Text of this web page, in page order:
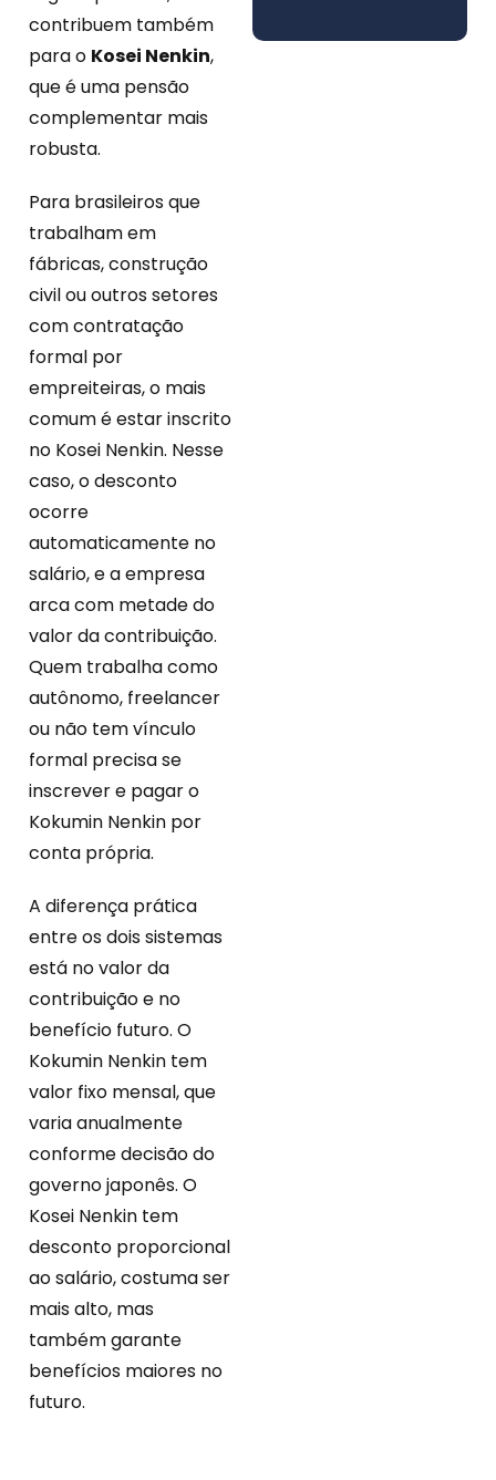
contribuem também
para o Kosei Nenkin,
que é uma pensão
complementar mais
robusta.
Para brasileiros que
trabalham em
fábricas, construção
civil ou outros setores
com contratação
formal por
empreiteiras, o mais
comum é estar inscrito
no Kosei Nenkin. Nesse
caso, o desconto
ocorre
automaticamente no
salário, e a empresa
arca com metade do
valor da contribuição.
Quem trabalha como
autônomo, freelancer
ou não tem vínculo
formal precisa se
inscrever e pagar o
Kokumin Nenkin por
conta própria.
A diferença prática
entre os dois sistemas
está no valor da
contribuição e no
benefício futuro. O
Kokumin Nenkin tem
valor fixo mensal, que
varia anualmente
conforme decisão do
governo japonês. O
Kosei Nenkin tem
desconto proporcional
ao salário, costuma ser
mais alto, mas
também garante
benefícios maiores no
futuro.